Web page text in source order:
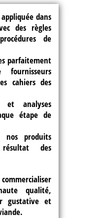
dans
des règles
de
parfaitement
cahiers des
analyses
étape de
produits
des
qualité,
gustative et